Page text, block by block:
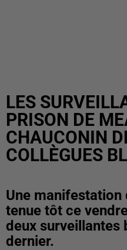
LES
PRISON DE
CHAUCONIN
COLLÈGUES
Une manifestation
tenue tôt ce
deux surveillantes
dernier.